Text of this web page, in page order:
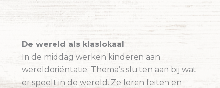
De wereld als klaslokaal
In de middag werken kinderen aan
wereldoriëntatie. Thema’s sluiten aan bij wat
er speelt in de wereld. Ze leren feiten en